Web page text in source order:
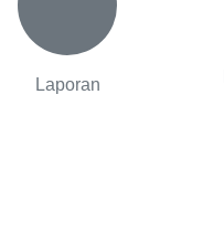
Laporan